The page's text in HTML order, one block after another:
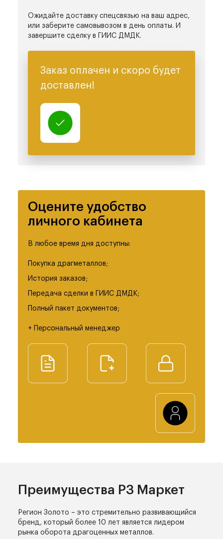
Ожидайте доставку спецсвязью на ваш адрес,
или заберите самовывозом в день оплаты. И
завершите сделку в ГИИС ДМДК.
Заказ оплачен и скоро будет
доставлен!
Оцените удобство
личного кабинета
В любое время дня доступны:
Покупка драгметаллов;
История заказов;
Передача сделки в ГИИС ДМДК;
Полный пакет документов;
+ Персональный менеджер
Преимущества РЗ Маркет
Регион Золото – это стремительно развивающийся
бренд, который более 10 лет является лидером
рынка оборота драгоценных металлов.